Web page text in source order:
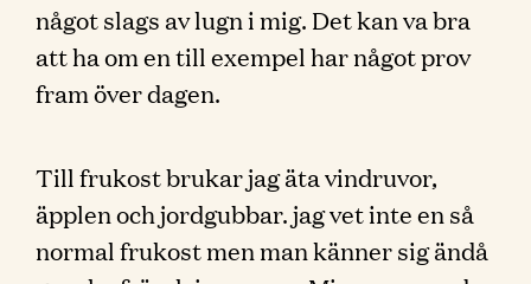
något slags av lugn i mig. Det kan va bra
att ha om en till exempel har något prov
fram över dagen.
Till frukost brukar jag äta vindruvor,
äpplen och jordgubbar. jag vet inte en så
normal frukost men man känner sig ändå